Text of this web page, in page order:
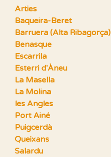
Arties
Baqueira-Beret
Barruera (Alta Ribagorça)
Benasque
Escarrila
Esterri d'Àneu
La Masella
La Molina
les Angles
Port Ainé
Puigcerdà
Queixans
Salardu